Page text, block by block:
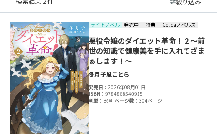
絞り込み
ライトノベル 発売中 特典 Celicaノベルス
悪役令嬢のダイエット革命！２～前
世の知識で健康美を手に入れてざま
ぁします！～
冬月子風ことら
発売日：2026年08月01日
ISBN：9784868540915
判型： B6判ページ数：304ページ